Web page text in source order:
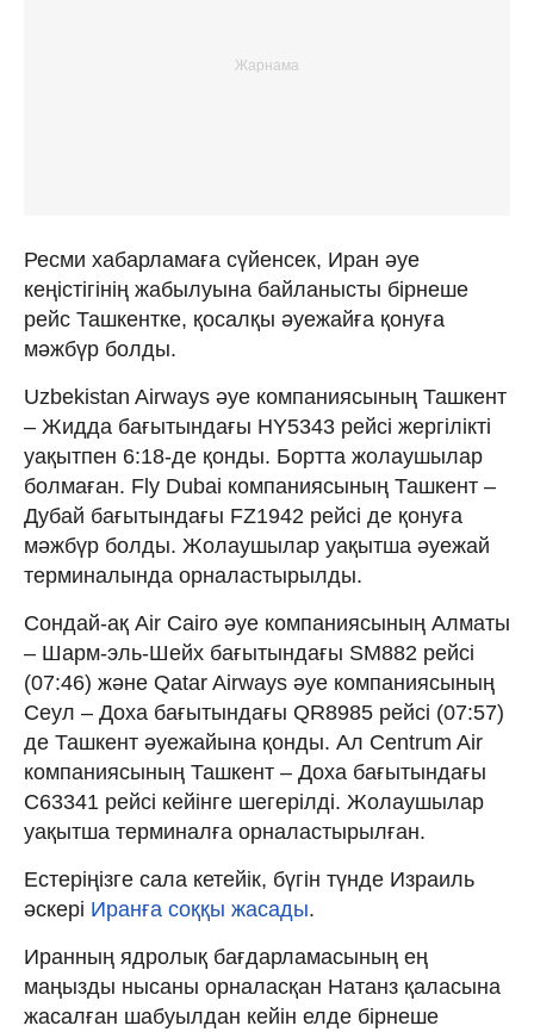
Ресми хабарламаға сүйенсек, Иран әуе
кеңістігінің жабылуына байланысты бірнеше
рейс Ташкентке, қосалқы әуежайға қонуға
мәжбүр болды.
Uzbekistan Airways әуе компаниясының Ташкент
– Жидда бағытындағы HY5343 рейсі жергілікті
уақытпен 6:18-де қонды. Бортта жолаушылар
болмаған. Fly Dubai компаниясының Ташкент –
Дубай бағытындағы FZ1942 рейсі де қонуға
мәжбүр болды. Жолаушылар уақытша әуежай
терминалында орналастырылды.
Сондай-ақ Air Cairo әуе компаниясының Алматы
– Шарм-эль-Шейх бағытындағы SM882 рейсі
(07:46) және Qatar Airways әуе компаниясының
Сеул – Доха бағытындағы QR8985 рейсі (07:57)
де Ташкент әуежайына қонды. Ал Centrum Air
компаниясының Ташкент – Доха бағытындағы
C63341 рейсі кейінге шегерілді. Жолаушылар
уақытша терминалға орналастырылған.
Естеріңізге сала кетейік, бүгін түнде Израиль
әскері Иранға соққы жасады.
Иранның ядролық бағдарламасының ең
маңызды нысаны орналасқан Натанз қаласына
жасалған шабуылдан кейін елде бірнеше